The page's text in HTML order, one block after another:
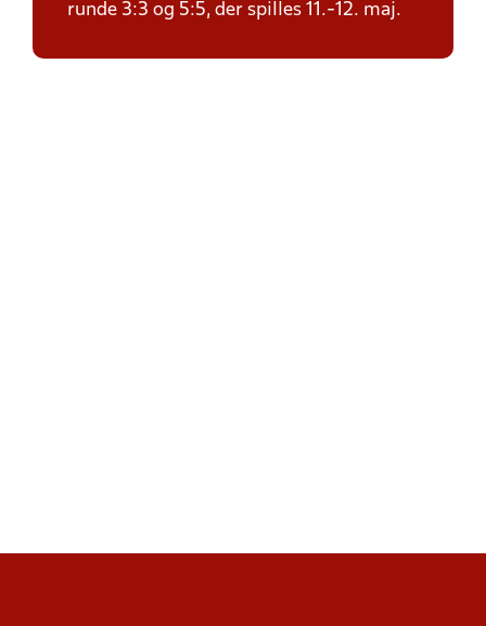
runde 3:3 og 5:5, der spilles 11.-12. maj.